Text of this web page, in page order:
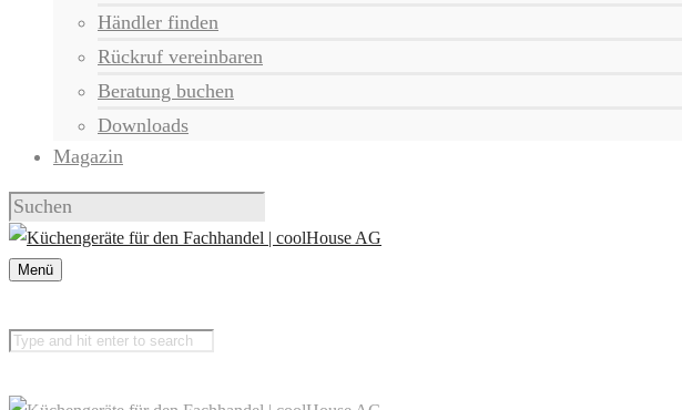
Händler finden
Rückruf vereinbaren
Beratung buchen
Downloads
Magazin
Menü